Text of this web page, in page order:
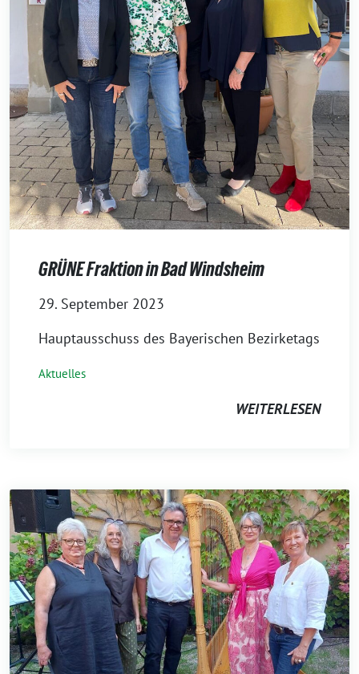
GRÜNE Fraktion in Bad Windsheim
29. September 2023
Hauptausschuss des Bayerischen Bezirketags
Aktuelles
WEITERLESEN